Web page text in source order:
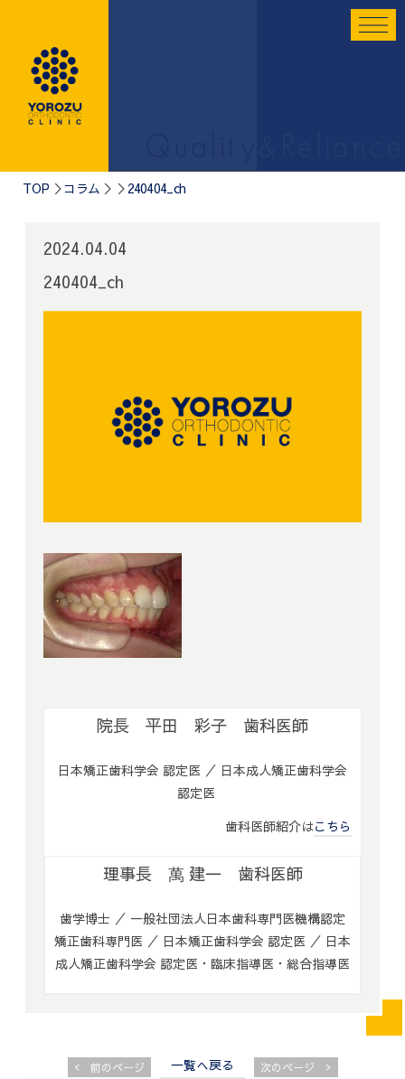
TOP コラム 240404_ch
2024.04.04
240404_ch
院長 平田 彩子 歯科医師
日本矯正歯科学会 認定医 ／ 日本成人矯正歯科学会
認定医
歯科医師紹介はこちら
理事長 萬 建一 歯科医師
歯学博士 ／ 一般社団法人日本歯科専門医機構認定
矯正歯科専門医 ／ 日本矯正歯科学会 認定医 ／ 日本
成人矯正歯科学会 認定医・臨床指導医・総合指導医
<前のページ 一覧へ戻る 次のページ >